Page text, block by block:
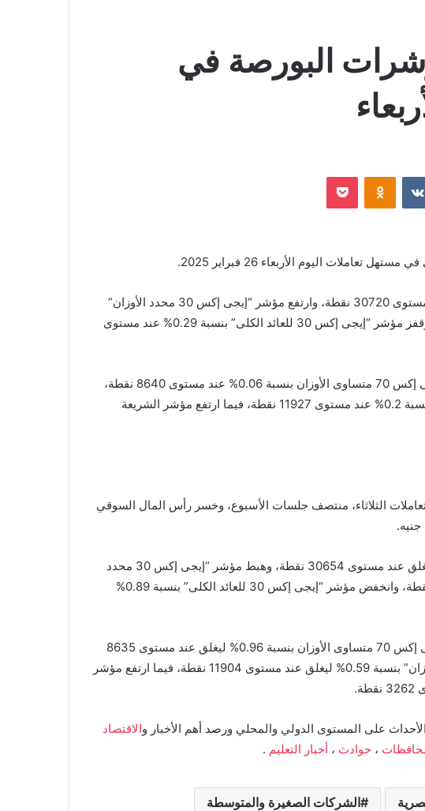
البورصة في
Odnoklassniki
بوكيت
اليوم الأربعاء 26 فبراير 2025.
وصعد مؤشر “إيجى إكس 30” بنسبة 0.21% عند مستوى 30720 نقطة، وارتفع مؤشر “إيجى إكس 30 محدد الأوزان”
بنسبة 0.24% وصعد عند مستوى 38277 نقطة، وقفز مؤشر “إيجى إكس 30 للعائد الكلى” بنسبة 0.29% عند مستوى
وصعد مؤشر الشركات الصغيرة والمتوسطة “إيجى إكس 70 متساوى الأوزان بنسبة 0.06% عند مستوى 8640 نقطة،
وصعد مؤشر “إيجى إكس 100 متساوى الأوزان” بنسبة 0.2% عند مستوى 11927 نقطة، فيما ارتفع مؤشر الشريعة
الثلاثاء، منتصف جلسات الأسبوع، وخسر رأس المال السوقي
وانخفض مؤشر “إيجى إكس 30” بنسبة 0.87% ليغلق عند مستوى 30654 نقطة، وهبط مؤشر “إيجى إكس 30 محدد
الأوزان” بنسبة 0.6% ليغلق عند مستوى 38186 نقطة، وانخفض مؤشر “إيجى إكس 30 للعائد الكلى” بنسبة 0.89%
وهبط مؤشر الشركات الصغيرة والمتوسطة “إيجى إكس 70 متساوى الأوزان بنسبة 0.96% ليغلق عند مستوى 8635
نقطة، وهبط مؤشر “إيجى إكس 100 متساوى الأوزان” بنسبة 0.59% ليغلق عند مستوى 11904 نقطة، فيما ارتفع مؤشر
على المستوى الدولي والمحلي ورصد أهم الأخبار والاقتصاد
، حوادث ، أخبار التعليم .
الشركات الصغيرة والمتوسطة